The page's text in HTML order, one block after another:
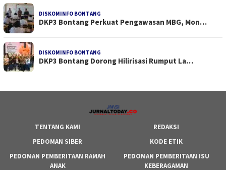
DISKOMINFO BONTANG
DKP3 Bontang Perkuat Pengawasan MBG, Mon…
DISKOMINFO BONTANG
DKP3 Bontang Dorong Hilirisasi Rumput La…
TENTANG KAMI
REDAKSI
PEDOMAN SIBER
KODE ETIK
PEDOMAN PEMBERITAAN RAMAH
ANAK
PEDOMAN PEMBERITAAN ISU
KEBERAGAMAN